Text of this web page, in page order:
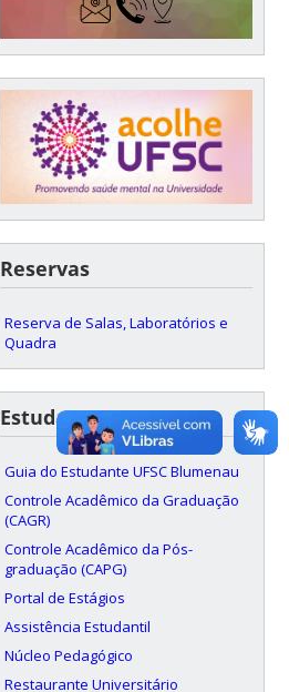
Reservas
Reserva de Salas, Laboratórios e
Quadra
Estudantes
Guia do Estudante UFSC Blumenau
Controle Acadêmico da Graduação
(CAGR)
Controle Acadêmico da Pós-
graduação (CAPG)
Portal de Estágios
Assistência Estudantil
Núcleo Pedagógico
Restaurante Universitário